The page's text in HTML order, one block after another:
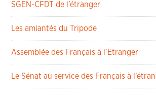
SGEN-CFDT de l’étranger
Les amiantés du Tripode
Assemblée des Français à l’Etranger
Le Sénat au service des Français à